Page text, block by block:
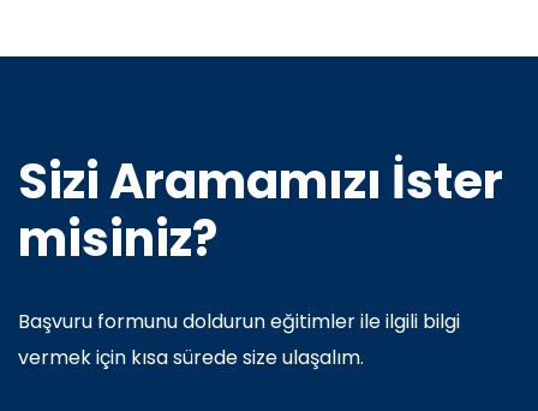
Sizi Aramamızı İster
misiniz?
Başvuru formunu doldurun eğitimler ile ilgili bilgi
vermek için kısa sürede size ulaşalım.